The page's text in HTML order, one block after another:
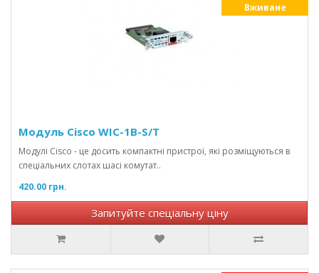
Вживане
Модуль Cisco WIC-1B-S/T
Модулі Cisco - це досить компактні пристрої, які розміщуються в
спеціальних слотах шасі комутат..
420.00 грн.
Запитуйте спеціальну ціну